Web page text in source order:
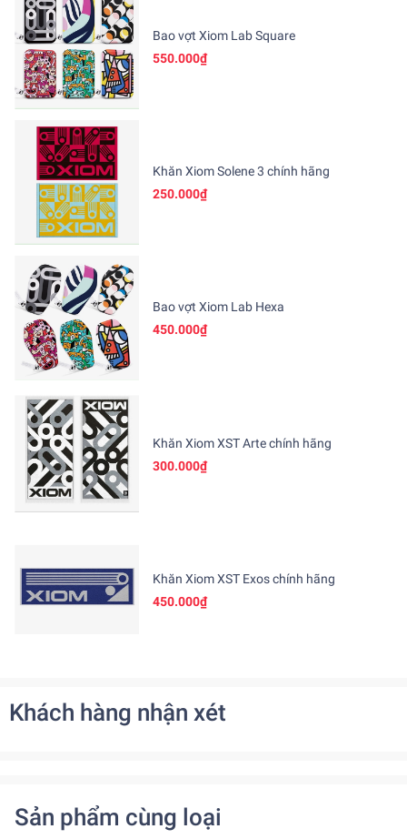
Bao vợt Xiom Lab Square
550.000₫
Khăn Xiom Solene 3 chính hãng
250.000₫
Bao vợt Xiom Lab Hexa
450.000₫
Khăn Xiom XST Arte chính hãng
300.000₫
Khăn Xiom XST Exos chính hãng
450.000₫
Khách hàng nhận xét
Sản phẩm cùng loại